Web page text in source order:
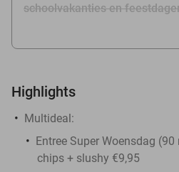
schoolvakanties en
Highlights
Multideal:
Entree Super Woensdag
chips + slushy €9,95